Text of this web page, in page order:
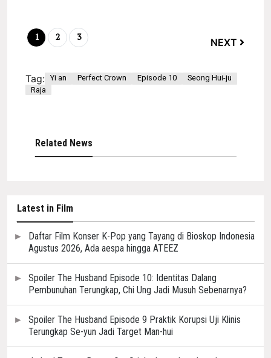
Latest in Film
Daftar Film Konser K-Pop yang Tayang di Bioskop Indonesia
Agustus 2026, Ada aespa hingga ATEEZ
Spoiler The Husband Episode 10: Identitas Dalang
Pembunuhan Terungkap, Chi Ung Jadi Musuh Sebenarnya?
Spoiler The Husband Episode 9 Praktik Korupsi Uji Klinis
Terungkap Se-yun Jadi Target Man-hui
1 2 3 NEXT
Tag: Yi an Perfect Crown Episode 10
Seong Hui-ju
Raja
Related News